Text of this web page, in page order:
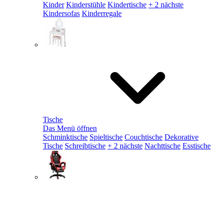
Kinder Kinderstühle Kindertische + 2 nächste
Kindersofas Kinderregale
Tische
Das Menü öffnen
Schminktische Spieltische Couchtische Dekorative
Tische Schreibtische + 2 nächste Nachttische Esstische